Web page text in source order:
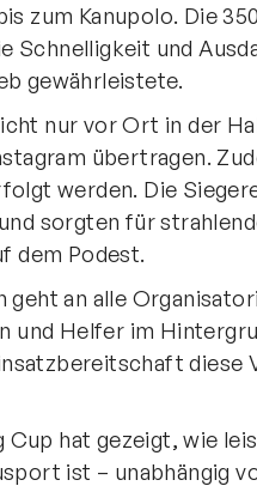
zum Kanupolo. Die
Schnelligkeit und
gewährleistete.
nur vor Ort in der
übertragen.
werden. Die
sorgten für
dem Podest.
geht an alle
und Helfer im
diese
Cup hat gezeigt, wie
ist – unabhängig